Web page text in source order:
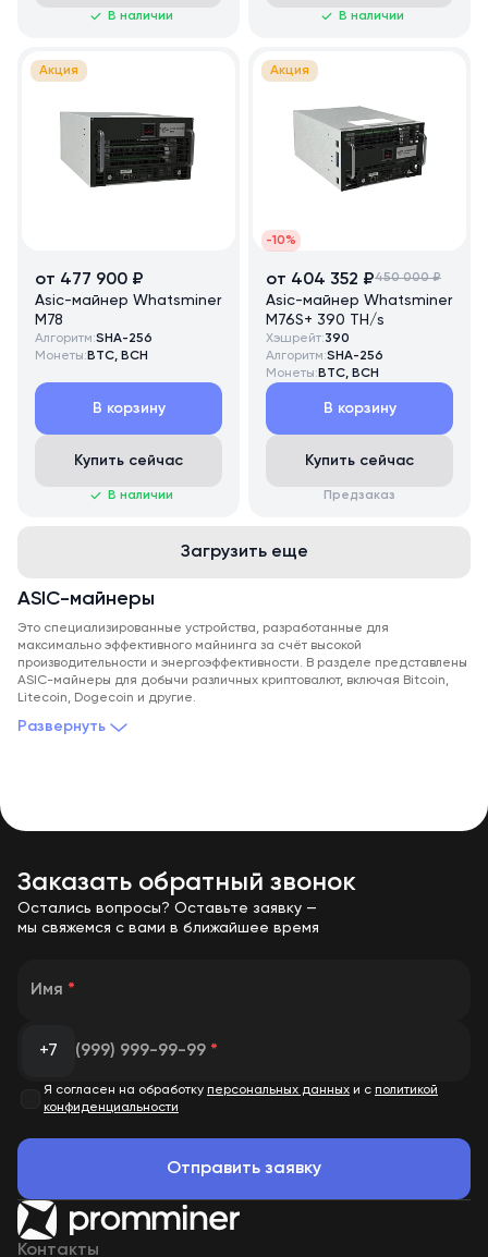
В наличии В наличии
Акция
от 477 900 ₽
Asic-майнер Whatsminer
M78
Алгоритм:SHA-256
Монеты: BTC, BCH
В корзину
Купить сейчас
В наличии
Акция
-10%
от 404 352 ₽450 000 ₽
Asic-майнер Whatsminer
M76S+ 390 TH/s
Хэшрейт:390
Алгоритм:SHA-256
Монеты: BTC, BCH
В корзину
Купить сейчас
Предзаказ
Загрузить еще
ASIC-майнеры
Это специализированные устройства, разработанные для
максимально эффективного майнинга за счёт высокой
производительности и энергоэффективности. В разделе представлены
ASIC-майнеры для добычи различных криптовалют, включая Bitcoin,
Litecoin, Dogecoin и другие.
Компания Promminer с 2017 года занимается поставкой и
Развернуть
Заказать обратный звонок
Остались вопросы? Оставьте заявку —
мы свяжемся с вами в ближайшее время
Имя *
+7 (999) 999-99-99 *
Я согласен на обработку персональных данных и с политикой
конфиденциальности
Отправить заявку
Контакты